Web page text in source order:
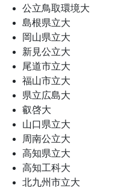
公立鳥取環境大
島根県立大
岡山県立大
新見公立大
尾道市立大
福山市立大
県立広島大
叡啓大
山口県立大
周南公立大
高知県立大
高知工科大
北九州市立大